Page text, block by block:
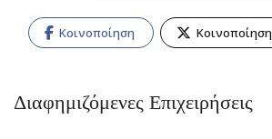
Κοινοποίηση Κοινοποίηση
Διαφημιζόμενες Επιχειρήσεις